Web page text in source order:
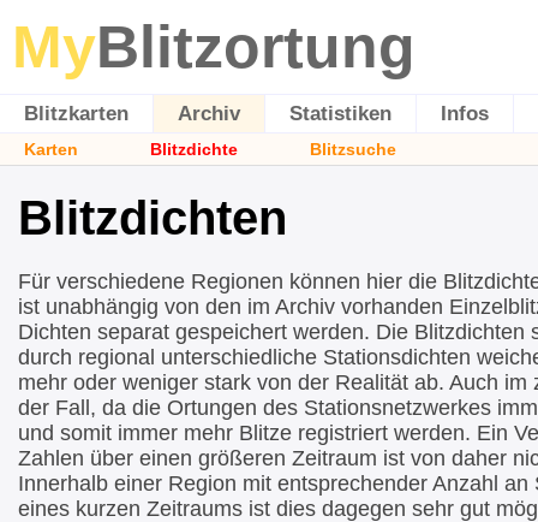
MyBlitzortung
Blitzkarten Archiv Statistiken Infos
Karten Blitzdichte Blitzsuche
Blitzdichten
Für verschiedene Regionen können hier die
ist unabhängig von den im Archiv vorhanden
Dichten separat gespeichert werden. Die Blitzdichten
durch regional unterschiedliche Stationsdichten
mehr oder weniger stark von der Realität ab. Auch im
der Fall, da die Ortungen des Stationsnetzwerkes
und somit immer mehr Blitze registriert werden. Ein
Zahlen über einen größeren Zeitraum ist von daher
Innerhalb einer Region mit entsprechender Anzahl
eines kurzen Zeitraums ist dies dagegen sehr gut